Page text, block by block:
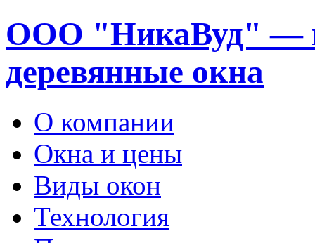
ООО "НикаВуд" —
деревянные окна
О компании
Окна и цены
Виды окон
Технология